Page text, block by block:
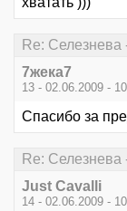
Re: Селезнева
7жека7
13 - 02.06.2009 -
Спасибо за
Re: Селезнева
Just Cavalli
14 - 02.06.2009 -